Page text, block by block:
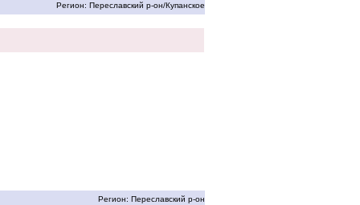
Регион: Переславский р-он/Купанское
Регион: Переславский р-он